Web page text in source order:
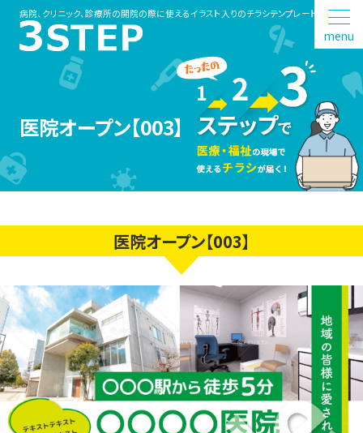
病院、クリニック、診療所の開院の際に使えるイラスト入りのチラシテンプレート
menu
医院オープン【003】
医院オープン【003】